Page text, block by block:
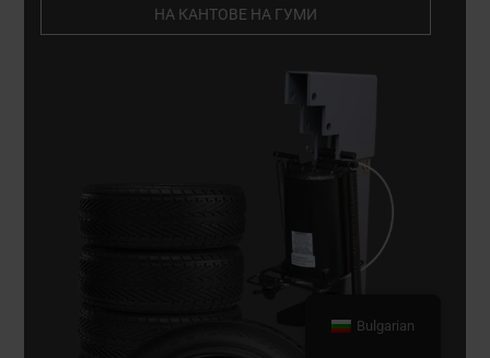
елемент за сервизите за алуминиеви джанти и
НА КАНТОВЕ НА ГУМИ
Bulgarian